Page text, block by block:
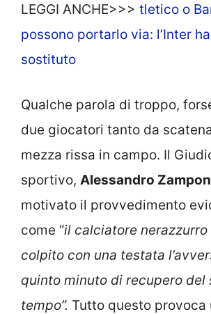
LEGGI ANCHE>>> tletico o
possono portarlo via: l’Inter
sostituto
Qualche parola di troppo,
due giocatori tanto da
mezza rissa in campo. Il
sportivo, Alessandro
motivato il provvedimento
come “il calciatore nerazzurro
colpito con una testata
quinto minuto di recupero del
tempo”. Tutto questo provoca